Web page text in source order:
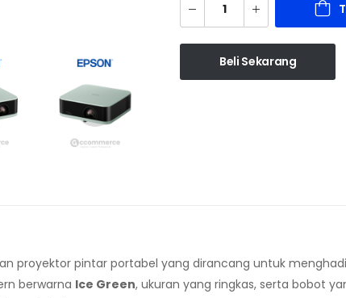
Beli Sekarang
proyektor pintar portabel yang dirancang untuk
berwarna Ice Green, ukuran yang ringkas, serta bobot